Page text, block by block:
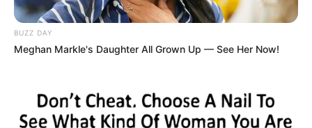
BUZZ DAY
Meghan Markle's Daughter All Grown Up — See Her Now!